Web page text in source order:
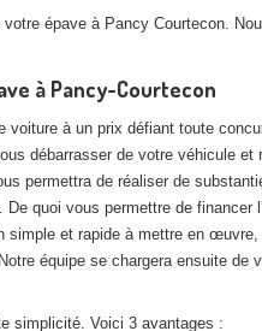
épave à Pancy Courtecon.
à Pancy-Courtecon
à un prix défiant toute
débarrasser de votre véhicule et
permettra de réaliser de
quoi vous permettre de financer
simple et rapide à mettre en
équipe se chargera ensuite de
simplicité. Voici 3 avantages :